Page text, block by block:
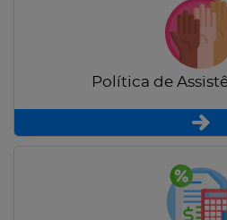
Política de